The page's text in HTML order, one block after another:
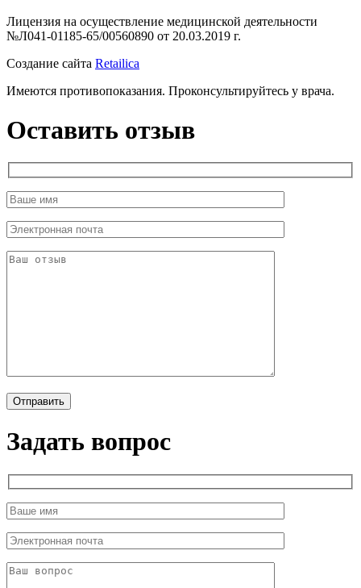
Лицензия на осуществление медицинской деятельности
№Л041-01185-65/00560890 от 20.03.2019 г.
Создание сайта Retailica
Имеются противопоказания. Проконсультируйтесь у врача.
Оставить отзыв
Задать вопрос